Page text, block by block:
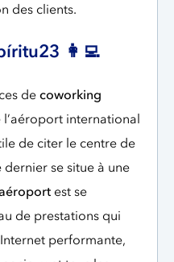
des clients.
👩‍💻
de coworking
international
de citer le centre de
dernier se situe à une
est se
de prestations qui
performante,